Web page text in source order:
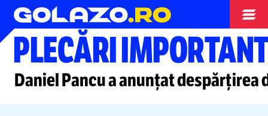
Superliga
PLECĂRI
Daniel Pancu a anunțat despărțirea